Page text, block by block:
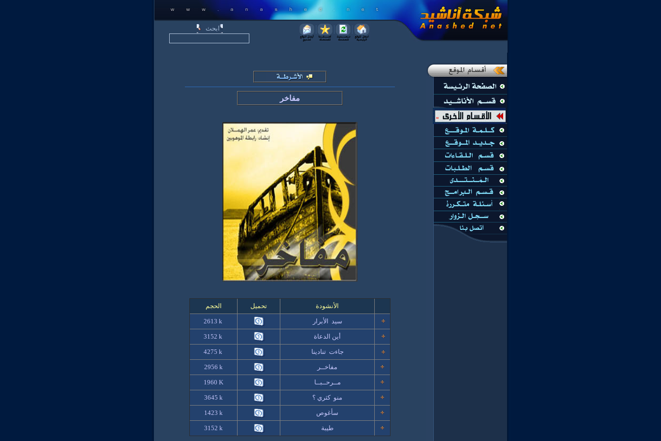
مفاخر
الحجم تحميل الأنشودة
2613 k سيد الأبرار
3152 k أين الدعاة
4275 k جاءت تنادينا
2956 k مفاخــر
1960 K مــرحــبــا
3645 k منو كثري ؟
1423 k سأغوص
3152 k طيبة